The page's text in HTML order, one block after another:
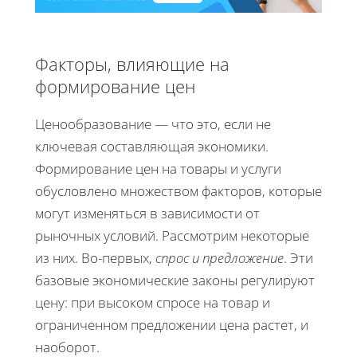
Факторы, влияющие на
формирование цен
Ценообразование — что это, если не
ключевая составляющая экономики.
Формирование цен на товары и услуги
обусловлено множеством факторов, которые
могут изменяться в зависимости от
рыночных условий. Рассмотрим некоторые
из них. Во-первых, спрос и предложение. Эти
базовые экономические законы регулируют
цену: при высоком спросе на товар и
ограниченном предложении цена растет, и
наоборот.